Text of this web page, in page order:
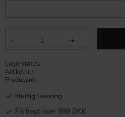
+
-
Lagerstatus
Artikelnr.
Producent
Hurtig levering
Fri fragt over 999 DKK